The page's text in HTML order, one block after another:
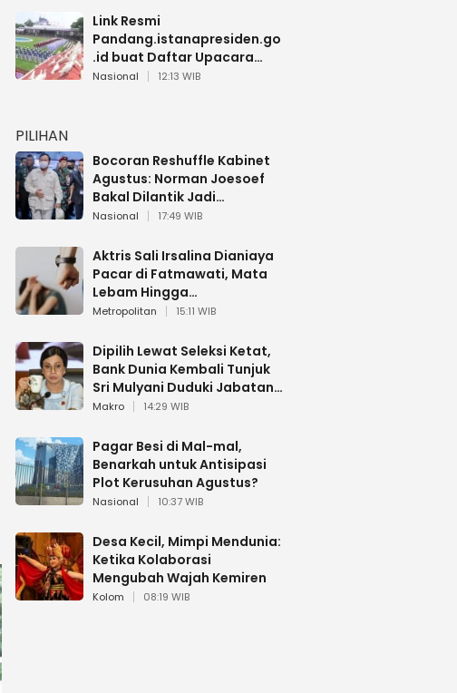
Link Resmi
Pandang.istanapresiden.go
.id buat Daftar Upacara
Bendera HUT RI di Istana
Nasional 12:13 WIB
PILIHAN
Bocoran Reshuffle Kabinet
Agustus: Norman Joesoef
Bakal Dilantik Jadi
Wamenhan RI
Nasional 17:49 WIB
Aktris Sali Irsalina Dianiaya
Pacar di Fatmawati, Mata
Lebam Hingga
Diselamatkan Polantas
Metropolitan 15:11 WIB
Dipilih Lewat Seleksi Ketat,
Bank Dunia Kembali Tunjuk
Sri Mulyani Duduki Jabatan
Strategis
Makro 14:29 WIB
Pagar Besi di Mal-mal,
Benarkah untuk Antisipasi
Plot Kerusuhan Agustus?
Nasional 10:37 WIB
Desa Kecil, Mimpi Mendunia:
Ketika Kolaborasi
Mengubah Wajah Kemiren
Kolom 08:19 WIB